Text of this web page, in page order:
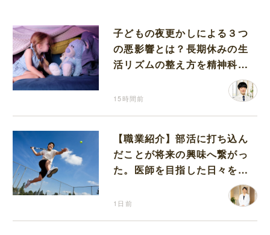
子どもの夜更かしによる３つ
の悪影響とは？長期休みの生
活リズムの整え方を精神科医
15時間前
【職業紹介】部活に打ち込ん
だことが将来の興味へ繋がっ
た。医師を目指した日々を振
1日前